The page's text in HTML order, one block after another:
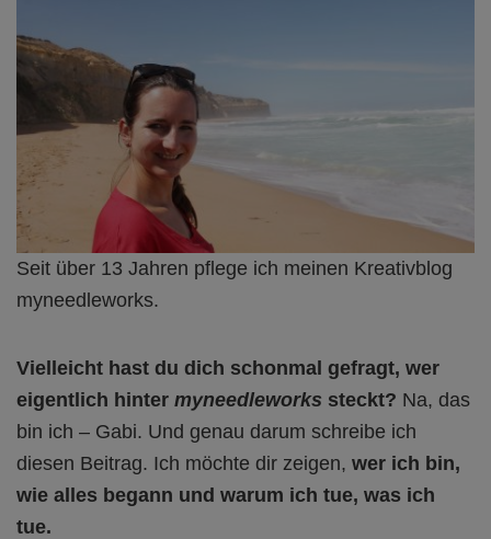
Seit über 13 Jahren pflege ich meinen Kreativblog
myneedleworks.
Vielleicht hast du dich schonmal gefragt, wer
eigentlich hinter myneedleworks steckt? Na, das
bin ich – Gabi. Und genau darum schreibe ich
diesen Beitrag. Ich möchte dir zeigen, wer ich bin,
wie alles begann und warum ich tue, was ich
tue.